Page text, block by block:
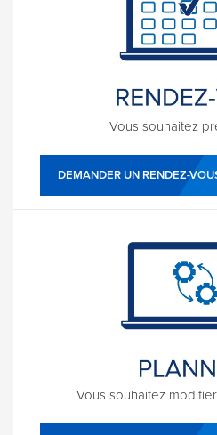
Vous souhaitez
DEMANDER UN RENDEZ-
Vous souhaitez